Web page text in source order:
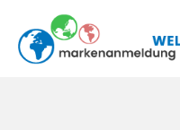
Inhalt
springen